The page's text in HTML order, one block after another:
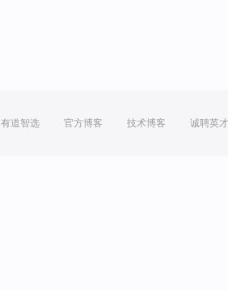
有道智选 官方博客 技术博客 诚聘英才